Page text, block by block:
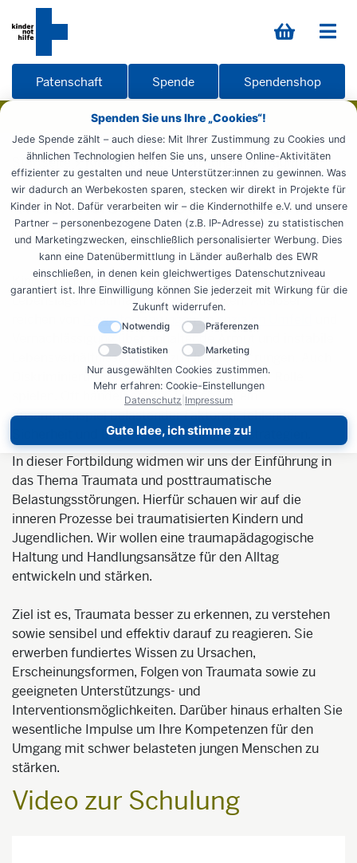
Spenden Sie uns Ihre „Cookies“!
Jede Spende zählt – auch diese: Mit Ihrer Zustimmung zu Cookies und
ähnlichen Technologien helfen Sie uns, unsere Online-Aktivitäten
effizienter zu gestalten und neue Unterstützer:innen zu gewinnen. Was
wir dadurch an Werbekosten sparen, stecken wir direkt in Projekte für
Kinder in Not. Dafür verarbeiten wir – die Kindernothilfe e.V. und unsere
Partner – personenbezogene Daten (z.B. IP-Adresse) zu statistischen
und Marketingzwecken, einschließlich personalisierter Werbung. Dies
kann eine Datenübermittlung in Länder außerhalb des EWR
einschließen, in denen kein gleichwertiges Datenschutzniveau
garantiert ist. Ihre Einwilligung können Sie jederzeit mit Wirkung für die
Zukunft widerrufen.
Notwendig Präferenzen
Statistiken Marketing
Nur ausgewählten Cookies zustimmen.
Mehr erfahren: Cookie-Einstellungen
Datenschutz Impressum
Gute Idee, ich stimme zu!
Patenschaft Spende Spendenshop
Startseite Kinderschutz Schulungen Traumata
Traumasensible Haltung
im Kinderschutz
Kinder und Jugendliche erleben in verschiedenen
Lebenslagen traumatische Erfahrungen. Auslöser
Gewalterfahrungen im sozialen Umfeld
Vernachlässigung über anhaltende Armut und instabile
Lebensverhältnisse bis hin zu Fluchterfahrungen. Auch
Diskriminierung und Rassismus können eine Rolle
spielen. Oft handelt es sich jedoch um ein
Zusammenspiel belastender Faktoren, fehlender
Sicherheit und begrenzter Bewältigungsstrategien.
In dieser Fortbildung widmen wir uns der Einführung in
das Thema Traumata und posttraumatische
Belastungsstörungen. Hierfür schauen wir auf die
inneren Prozesse bei traumatisierten Kindern und
Jugendlichen. Wir wollen eine traumapädagogische
Haltung und Handlungsansätze für den Alltag
entwickeln und stärken.
Ziel ist es, Traumata besser zu erkennen, zu verstehen
sowie sensibel und effektiv darauf zu reagieren. Sie
erwerben fundiertes Wissen zu Ursachen,
Erscheinungsformen, Folgen von Traumata sowie zu
geeigneten Unterstützungs- und
Interventionsmöglichkeiten. Darüber hinaus erhalten Sie
wesentliche Impulse um Ihre Kompetenzen für den
Umgang mit schwer belasteten jungen Menschen zu
stärken.
Video zur Schulung